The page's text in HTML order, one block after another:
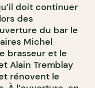
doit continuer
des
du bar le
Michel
brasseur et le
Alain Tremblay
rénovent le